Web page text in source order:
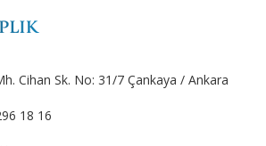
Cihan Sk. No: 31/7 Çankaya / Ankara
18 16